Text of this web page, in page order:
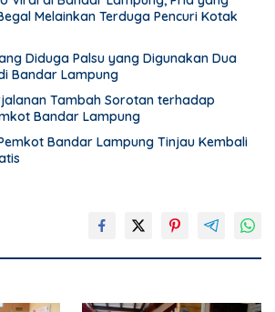
Melainkan Terduga Pencuri Kotak
Diduga Palsu yang Digunakan Dua
Bandar Lampung
Tambah Sorotan terhadap
Bandar Lampung
Bandar Lampung Tinjau Kembali